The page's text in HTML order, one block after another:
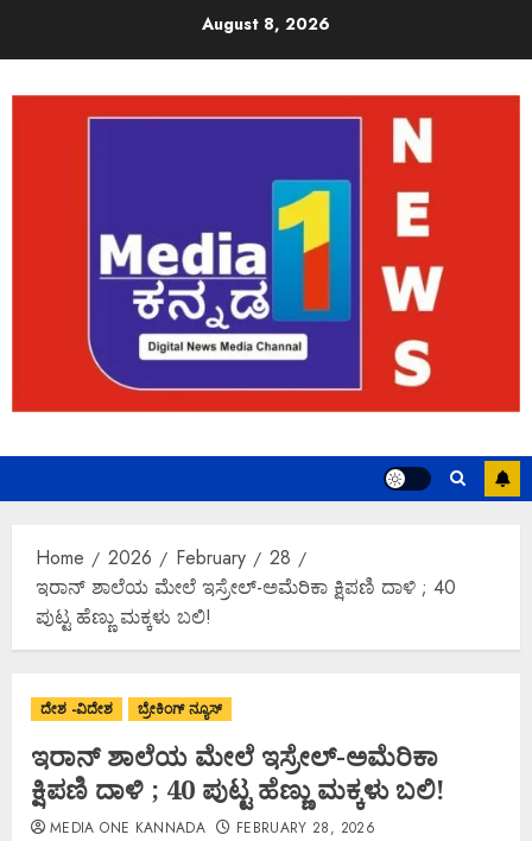
August 8, 2026
Home 2026 February
28
ಇರಾನ್ ಶಾಲೆಯ ಮೇಲೆ ಇಸ್ರೇಲ್-ಅಮೆರಿಕಾ ಕ್ಷಿಪಣಿ ದಾಳಿ ; 40
ಪುಟ್ಟ ಹೆಣ್ಣು ಮಕ್ಕಳು ಬಲಿ!
ದೇಶ -ವಿದೇಶ ಬ್ರೇಕಿಂಗ್ ನ್ಯೂಸ್
ಇರಾನ್ ಶಾಲೆಯ ಮೇಲೆ ಇಸ್ರೇಲ್-ಅಮೆರಿಕಾ
ಕ್ಷಿಪಣಿ ದಾಳಿ ; 40 ಪುಟ್ಟ ಹೆಣ್ಣು ಮಕ್ಕಳು ಬಲಿ!
MEDIA ONE KANNADA FEBRUARY 28, 2026